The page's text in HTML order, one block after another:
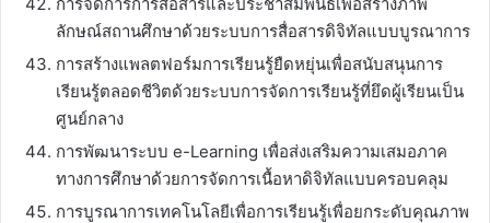
ลักษณ์สถานศึกษาด้วยระบบการสื่อสารดิจิทัลแบบบูรณาการ
การสร้างแพลตฟอร์มการเรียนรู้ยืดหยุ่นเพื่อสนับสนุนการ
เรียนรู้ตลอดชีวิตด้วยระบบการจัดการเรียนรู้ที่ยึดผู้เรียนเป็น
ศูนย์กลาง
การพัฒนาระบบ e-Learning เพื่อส่งเสริมความเสมอภาค
ทางการศึกษาด้วยการจัดการเนื้อหาดิจิทัลแบบครอบคลุม
การบูรณาการเทคโนโลยีเพื่อการเรียนรู้เพื่อยกระดับคุณภาพ